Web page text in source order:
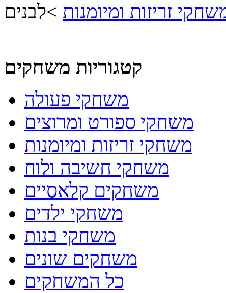
זריזות ומיומנות >לבנים
קטגוריות משחקים
משחקי פעולה
משחקי ספורט ומרוצים
משחקי זריזות ומיומנות
משחקי חשיבה ולוח
משחקים קלאסיים
משחקי ילדים
משחקי בנות
משחקים שונים
כל המשחקים